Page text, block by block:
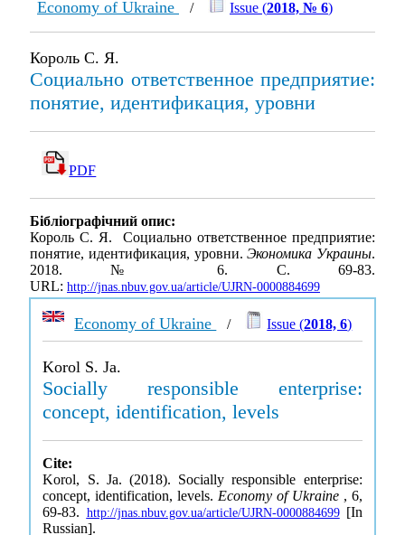
Economy of Ukraine / Issue (2018, № 6)
Король С. Я.
Социально ответственное предприятие:
понятие, идентификация, уровни
PDF
Бібліографічний опис:
Король С. Я. Социально ответственное предприятие:
понятие, идентификация, уровни.Экономика Украины.
2018. № 6. С. 69-83.
URL: http://jnas.nbuv.gov.ua/article/UJRN-0000884699
Economy of Ukraine / Issue (2018, 6)
Korol S. Ja.
Socially responsible enterprise:
concept, identification, levels
Cite:
Korol, S. Ja. (2018). Socially responsible enterprise:
concept, identification, levels. Economy of Ukraine , 6,
69-83. http://jnas.nbuv.gov.ua/article/UJRN-0000884699[In
Russian].